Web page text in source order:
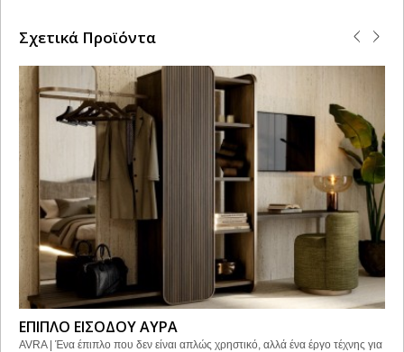
Σχετικά Προϊόντα
ΕΠΙΠΛΟ ΕΙΣΟΔΟΥ ΑΥΡΑ
AVRA | Ένα έπιπλο που δεν είναι απλώς χρηστικό, αλλά ένα έργο τέχνης για